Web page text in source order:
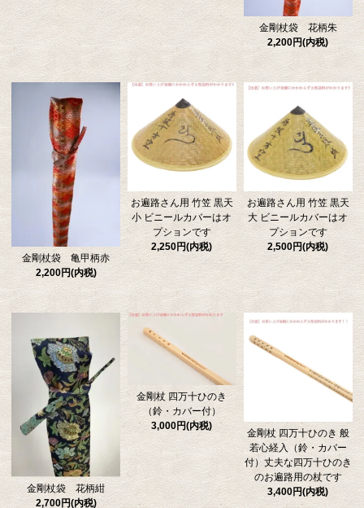
金剛杖袋 花柄朱
2,200円(内税)
金剛杖袋 亀甲柄赤
2,200円(内税)
お遍路さん用 竹笠 黒天
小 ビニールカバーはオ
プションです
2,250円(内税)
お遍路さん用 竹笠 黒天
大 ビニールカバーはオ
プションです
2,500円(内税)
金剛杖袋 花柄紺
2,700円(内税)
金剛杖 四万十ひのき
（鈴・カバー付）
3,000円(内税)
金剛杖 四万十ひのき 般
若心経入（鈴・カバー
付）丈夫な四万十ひのき
のお遍路用の杖です
3,400円(内税)